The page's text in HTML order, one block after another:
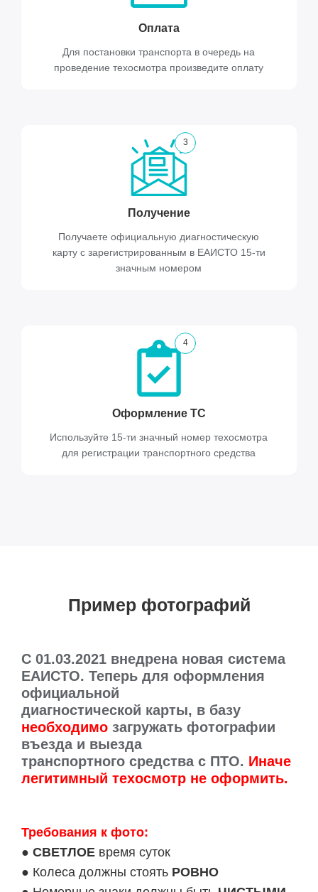
Оплата
Для постановки транспорта в очередь на
проведение техосмотра произведите оплату
3
Получение
Получаете официальную диагностическую
карту с зарегистрированным в ЕАИСТО 15-ти
значным номером
4
Оформление ТС
Используйте 15-ти значный номер техосмотра
для регистрации транспортного средства
Пример фотографий
C 01.03.2021 внедрена новая система
ЕАИСТО. Теперь для оформления
официальной
диагностической карты, в базу
необходимо загружать фотографии
въезда и выезда
транспортного средства с ПТО. Иначе
легитимный техосмотр не оформить.
Требования к фото:
● СВЕТЛОЕ время суток
● Колеса должны стоять РОВНО